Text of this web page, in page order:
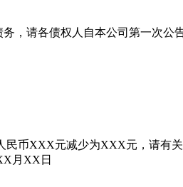
，请各债权人自本公司第一次
币XXX元减少为XXX元，请有
月XX日